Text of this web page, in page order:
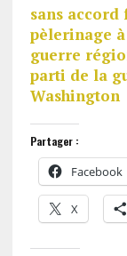
sans
pèlerinage à
guerre
parti de la
Washington
Partager :
Facebook
X